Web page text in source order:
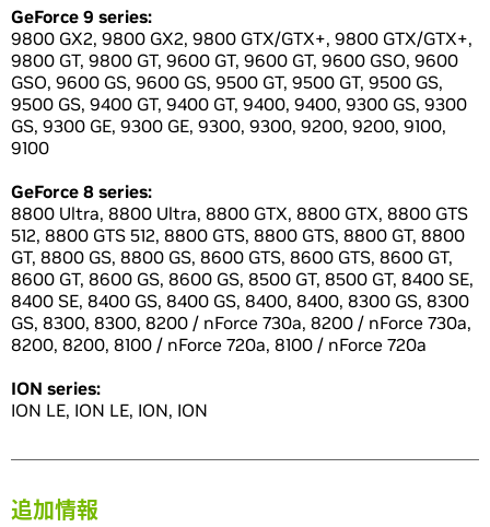
GeForce 9 series:
9800 GX2, 9800 GX2, 9800 GTX/GTX+, 9800 GTX/GTX+,
9800 GT, 9800 GT, 9600 GT, 9600 GT, 9600 GSO, 9600
GSO, 9600 GS, 9600 GS, 9500 GT, 9500 GT, 9500 GS,
9500 GS, 9400 GT, 9400 GT, 9400, 9400, 9300 GS, 9300
GS, 9300 GE, 9300 GE, 9300, 9300, 9200, 9200, 9100,
9100
GeForce 8 series:
8800 Ultra, 8800 Ultra, 8800 GTX, 8800 GTX, 8800 GTS
512, 8800 GTS 512, 8800 GTS, 8800 GTS, 8800 GT, 8800
GT, 8800 GS, 8800 GS, 8600 GTS, 8600 GTS, 8600 GT,
8600 GT, 8600 GS, 8600 GS, 8500 GT, 8500 GT, 8400 SE,
8400 SE, 8400 GS, 8400 GS, 8400, 8400, 8300 GS, 8300
GS, 8300, 8300, 8200 / nForce 730a, 8200 / nForce 730a,
8200, 8200, 8100 / nForce 720a, 8100 / nForce 720a
ION series:
ION LE, ION LE, ION, ION
追加情報